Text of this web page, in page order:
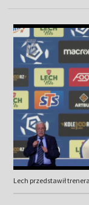
Lech przedstawił